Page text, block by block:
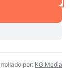
por: KG Media